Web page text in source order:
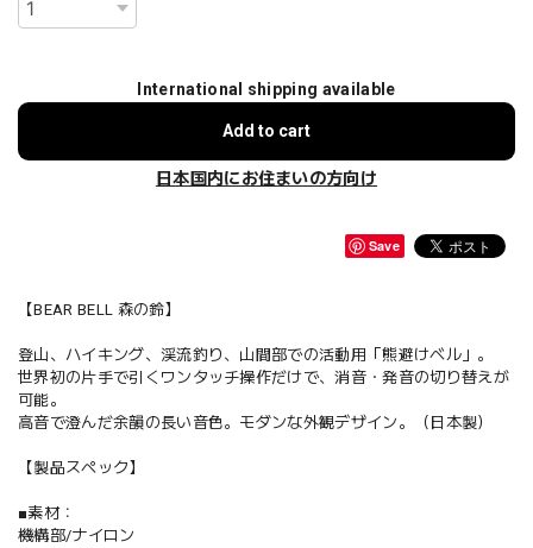
International shipping available
Add to cart
日本国内にお住まいの方向け
Save
【BEAR BELL 森の鈴】
登山、ハイキング、渓流釣り、山間部での活動用「熊避けベル」。
世界初の片手で引くワンタッチ操作だけで、消音・発音の切り替えが
可能。
高音で澄んだ余韻の長い音色。モダンな外観デザイン。（日本製）
【製品スペック】
■素材：
機構部/ナイロン